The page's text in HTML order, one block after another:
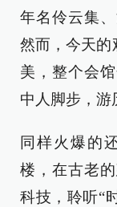
年名伶云集
然而，今天的
美，整个会
中人脚步，
同样火爆的
楼，在古老
科技，聆听“